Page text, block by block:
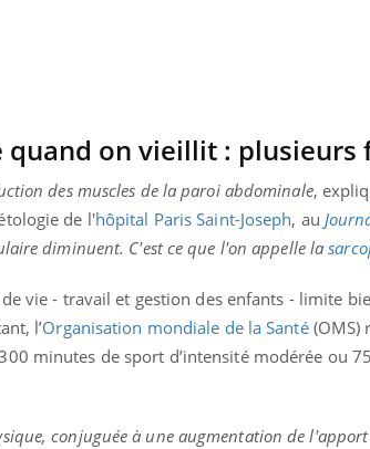
quand on vieillit : plusieurs
des muscles de la paroi abdominale,
de l'hôpital Paris Saint-Joseph, au
diminuent. C'est ce que l'on appelle la
vie - travail et gestion des enfants - limite
l’Organisation mondiale de la Santé(OMS)
minutes de sport d’intensité modérée ou
conjuguée à une augmentation de